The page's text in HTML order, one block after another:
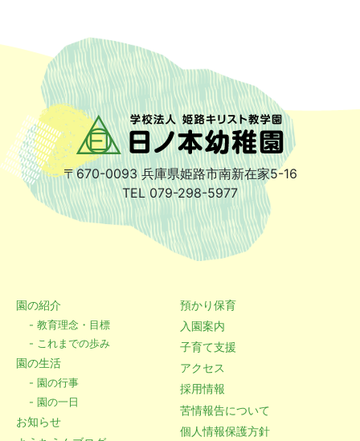
〒670-0093 兵庫県姫路市南新在家5-16
TEL 079-298-5977
園の紹介
- 教育理念・目標
- これまでの歩み
園の生活
- 園の行事
- 園の一日
お知らせ
預かり保育
入園案内
子育て支援
アクセス
採用情報
苦情報告について
個人情報保護方針